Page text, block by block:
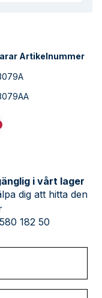
Artikelnummer
i vårt lager
dig att hitta den
182 50